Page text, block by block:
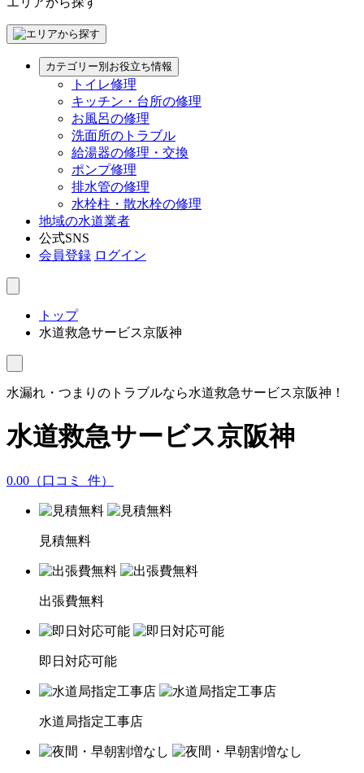
カテゴリー別お役立ち情報
トイレ修理
キッチン・台所の修理
お風呂の修理
洗面所のトラブル
給湯器の修理・交換
ポンプ修理
排水管の修理
水栓柱・散水栓の修理
地域の水道業者
公式SNS
会員登録 ログイン
トップ
水道救急サービス京阪神
水漏れ・つまりのトラブルなら水道救急サービス京阪神！
水道救急サービス京阪神
0.00 （口コミ 件）
見積無料
出張費無料
即日対応可能
水道局指定工事店